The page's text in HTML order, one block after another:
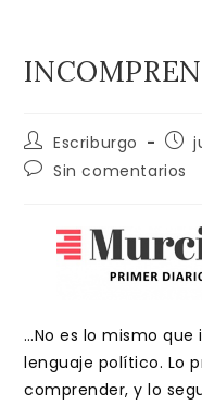
Autor
de
la
Escriburgo
de
la
Comentarios
entrada:
Sin comentarios
…No es lo mismo
lenguaje político. Lo
comprender, y lo